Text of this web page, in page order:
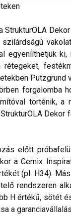
egyenlíthetjük
forgalomba
történik,
előtt
a Cemix
(pl. H34).
rendszeren
H értékű,
a